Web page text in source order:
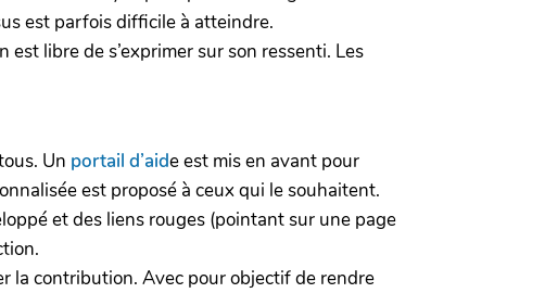
est parfois difficile à atteindre.
libre de s’exprimer sur son ressenti. Les
Un portail d’aide est mis en avant pour
est proposé à ceux qui le souhaitent.
et des liens rouges (pointant sur une page
la contribution. Avec pour objectif de rendre